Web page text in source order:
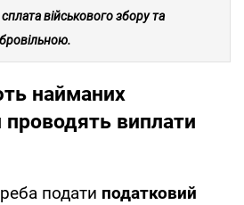
сплата військового збору та
найманих
проводять виплати
подати податковий